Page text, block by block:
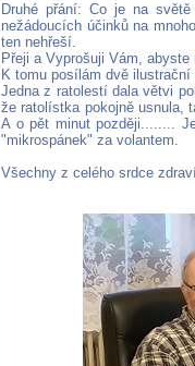
Druhé přání: Co je na
nežádoucích účinků na
ten nehřeší.
Přeji a Vyprošuji Vám,
K tomu posílám dvě
Jedna z ratolestí dala větvi
že ratolístka pokojně usnula,
A o pět minut později........
"mikrospánek" za volantem.
Všechny z celého srdce